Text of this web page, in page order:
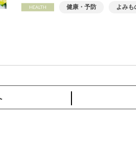
健康・予防 よみも